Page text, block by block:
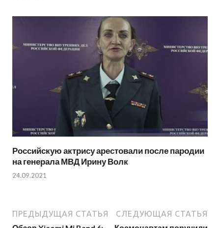
Российскую актрису арестовали после пародии
на генерала МВД Ирину Волк
24.09.2021
ПРЕДЫДУЩАЯ СТАТЬЯ СЛЕДУЮЩАЯ СТАТЬЯ